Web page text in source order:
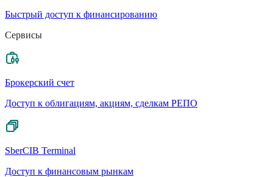
Быстрый доступ к финансированию
Сервисы
Брокерский счет
Доступ к облигациям, акциям, сделкам РЕПО
SberCIB Terminal
Доступ к финансовым рынкам